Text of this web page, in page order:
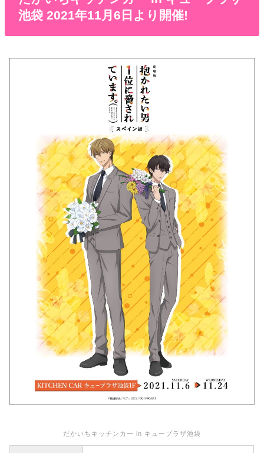
池袋 2021年11月6日より開催!
だかいちキッチンカー in キュープラザ池袋